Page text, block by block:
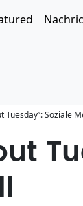
Tuesday”: Soziale